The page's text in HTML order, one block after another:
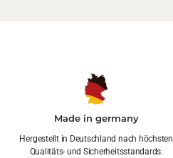
Made in germany
Hergestellt in Deutschland nach höchsten
Qualitäts- und Sicherheitsstandards.